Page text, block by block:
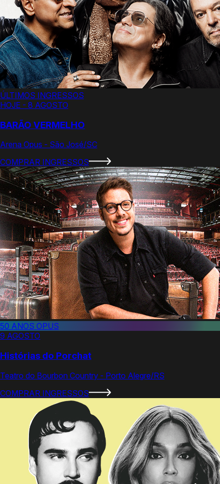
ÚLTIMOS INGRESSOS
HOJE - 8 AGOSTO
BARÃO VERMELHO
Arena Opus - São José/SC
COMPRAR INGRESSOS
50 ANOS OPUS
9 AGOSTO
Histórias do Porchat
Teatro do Bourbon Country - Porto Alegre/RS
COMPRAR INGRESSOS